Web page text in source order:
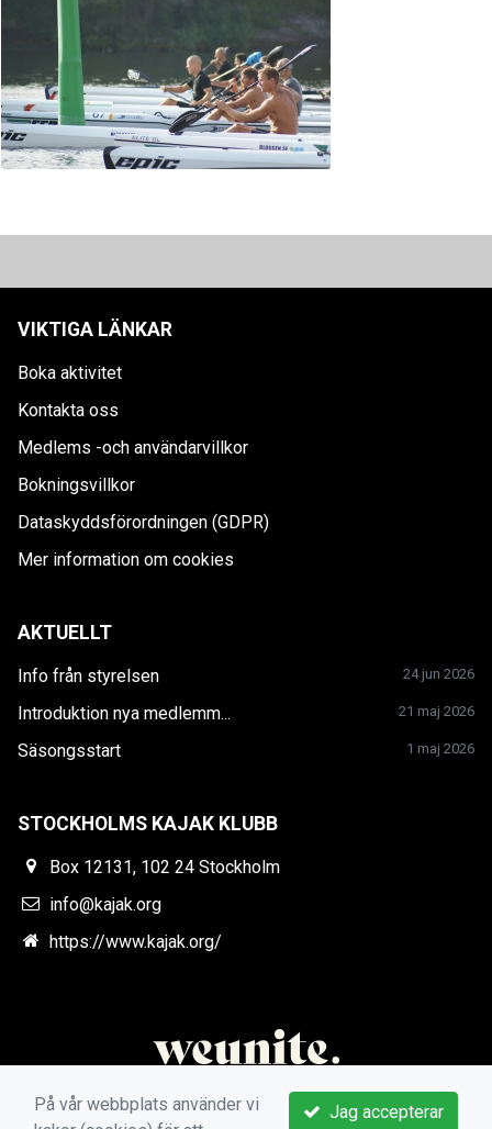
VIKTIGA LÄNKAR
Boka aktivitet
Kontakta oss
Medlems -och användarvillkor
Bokningsvillkor
Dataskyddsförordningen (GDPR)
Mer information om cookies
AKTUELLT
Info från styrelsen 24 jun 2026
Introduktion nya medlemm... 21 maj 2026
Säsongsstart 1 maj 2026
STOCKHOLMS KAJAK KLUBB
Box 12131, 102 24 Stockholm
info@kajak.org
https://www.kajak.org/
Jag accepterar
På vår webbplats använder vi